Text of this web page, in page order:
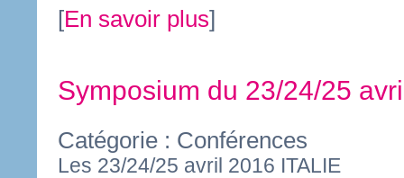
[En savoir plus]
Symposium du 23/24/25
Catégorie : Conférences
Les 23/24/25 avril 2016 ITALIE